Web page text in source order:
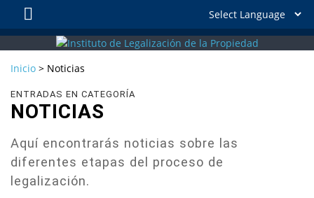
Inicio > Noticias
ENTRADAS EN CATEGORÍA
NOTICIAS
Aquí encontrarás noticias sobre las
diferentes etapas del proceso de
legalización.